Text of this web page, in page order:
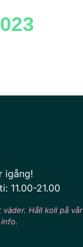
igång!
11.00-21.00
Håll koll på vår